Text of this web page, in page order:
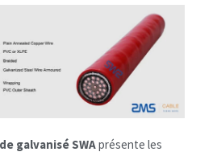
galvanisé SWAprésente les